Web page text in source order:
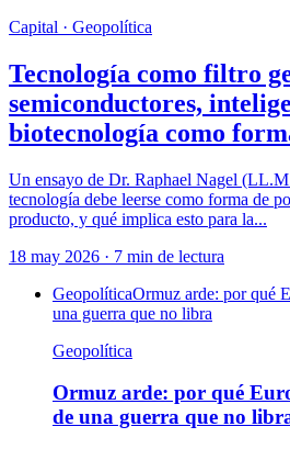
Capital · Geopolítica
Tecnología como filtro
semiconductores,
biotecnología como
Un ensayo de Dr. Raphael Nagel
tecnología debe leerse como forma de
producto, y qué implica esto para la...
18 may 2026 · 7 min de lectura
GeopolíticaOrmuz arde: por qué
una guerra que no libra
Geopolítica
Ormuz arde: por qué
de una guerra que no